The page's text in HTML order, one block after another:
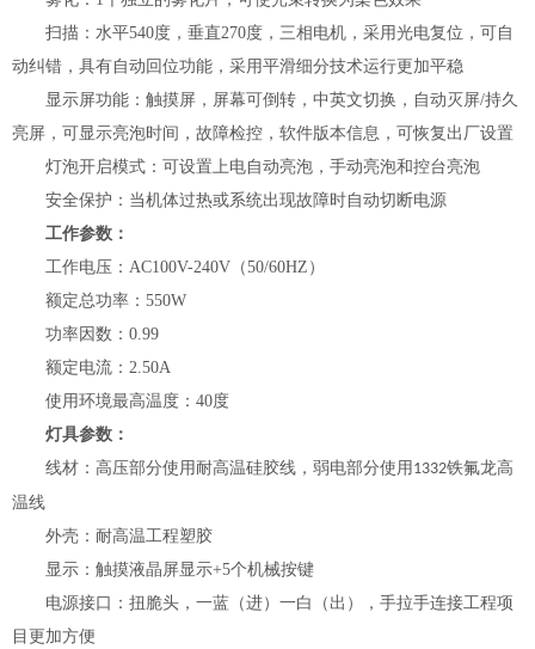
扫描： 水平540度，垂直270度，三相电机，采用光电复位，可自
动纠错， 具有自动回位功能，采用平滑细分技术运行更加平稳
显示屏功能： 触摸屏， 屏幕可倒转，中英文切换，自动灭屏/持久
亮屏 ，可显示亮泡时间， 故障检控，软件版本信息， 可恢复出厂设置
灯泡开启模式：可设置上电自动亮泡，手动亮泡和控台亮泡
安全保护：当机体过热或系统出现故障时自动切断电源
工作参数：
工作电压： AC100V-240V（50/60HZ）
额定总功率： 550W
功率因数： 0.99
额定电流： 2.50A
使用环境最高温度： 40度
灯具参数：
线材：高压部分使用耐高温硅胶线，弱电部分使用 1332铁氟龙高
温线
外壳 ：耐高温工程塑胶
显示： 触摸液晶屏显示+5个机械按键
电源接口：扭脆头，一蓝（进）一白（出）
， 手拉手连接工程项
目更加方便